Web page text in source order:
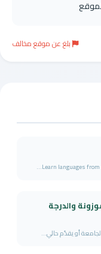
بلغ عن موقع مخالف
Learn languages from
والدرجة
أو يقدّم حالي...